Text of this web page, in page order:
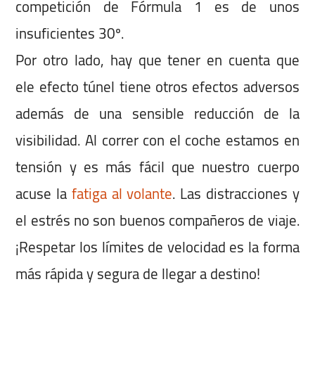
competición de Fórmula 1 es de unos
insuficientes 30º.
Por otro lado, hay que tener en cuenta que
ele efecto túnel tiene otros efectos adversos
además de una sensible reducción de la
visibilidad. Al correr con el coche estamos en
tensión y es más fácil que nuestro cuerpo
acuse lafatiga al volante. Las distracciones y
el estrés no son buenos compañeros de viaje.
¡Respetar los límites de velocidad es la forma
más rápida y segura de llegar a destino!